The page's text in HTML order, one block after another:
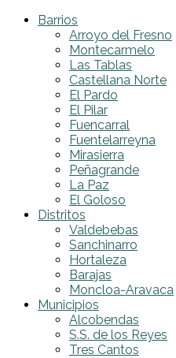
Barrios
Arroyo del Fresno
Montecarmelo
Las Tablas
Castellana Norte
El Pardo
El Pilar
Fuencarral
Fuentelarreyna
Mirasierra
Peñagrande
La Paz
El Goloso
Distritos
Valdebebas
Sanchinarro
Hortaleza
Barajas
Moncloa-Aravaca
Municipios
Alcobendas
S.S. de los Reyes
Tres Cantos